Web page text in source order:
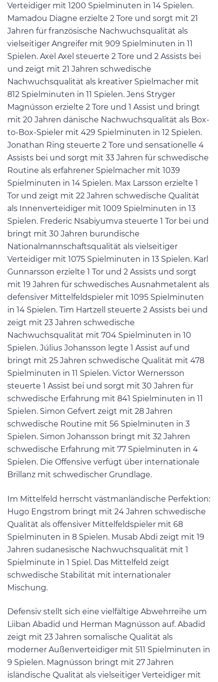
Verteidiger mit 1200 Spielminuten in 14 Spielen.
Mamadou Diagne erzielte 2 Tore und sorgt mit 21
Jahren für französische Nachwuchsqualität als
vielseitiger Angreifer mit 909 Spielminuten in 11
Spielen. Axel Axel steuerte 2 Tore und 2 Assists bei
und zeigt mit 21 Jahren schwedische
Nachwuchsqualität als kreativer Spielmacher mit
812 Spielminuten in 11 Spielen. Jens Stryger
Magnússon erzielte 2 Tore und 1 Assist und bringt
mit 20 Jahren dänische Nachwuchsqualität als Box-
to-Box-Spieler mit 429 Spielminuten in 12 Spielen.
Jonathan Ring steuerte 2 Tore und sensationelle 4
Assists bei und sorgt mit 33 Jahren für schwedische
Routine als erfahrener Spielmacher mit 1039
Spielminuten in 14 Spielen. Max Larsson erzielte 1
Tor und zeigt mit 22 Jahren schwedische Qualität
als Innenverteidiger mit 1009 Spielminuten in 13
Spielen. Frederic Nsabiyumva steuerte 1 Tor bei und
bringt mit 30 Jahren burundische
Nationalmannschaftsqualität als vielseitiger
Verteidiger mit 1075 Spielminuten in 13 Spielen. Karl
Gunnarsson erzielte 1 Tor und 2 Assists und sorgt
mit 19 Jahren für schwedisches Ausnahmetalent als
defensiver Mittelfeldspieler mit 1095 Spielminuten
in 14 Spielen. Tim Hartzell steuerte 2 Assists bei und
zeigt mit 23 Jahren schwedische
Nachwuchsqualität mit 704 Spielminuten in 10
Spielen. Július Johansson legte 1 Assist auf und
bringt mit 25 Jahren schwedische Qualität mit 478
Spielminuten in 11 Spielen. Victor Wernersson
steuerte 1 Assist bei und sorgt mit 30 Jahren für
schwedische Erfahrung mit 841 Spielminuten in 11
Spielen. Simon Gefvert zeigt mit 28 Jahren
schwedische Routine mit 56 Spielminuten in 3
Spielen. Simon Johansson bringt mit 32 Jahren
schwedische Erfahrung mit 77 Spielminuten in 4
Spielen. Die Offensive verfügt über internationale
Brillanz mit schwedischer Grundlage.
Im Mittelfeld herrscht västmanländische Perfektion:
Hugo Engstrom bringt mit 24 Jahren schwedische
Qualität als offensiver Mittelfeldspieler mit 68
Spielminuten in 8 Spielen. Musab Abdi zeigt mit 19
Jahren sudanesische Nachwuchsqualität mit 1
Spielminute in 1 Spiel. Das Mittelfeld zeigt
schwedische Stabilität mit internationaler
Mischung.
Defensiv stellt sich eine vielfältige Abwehrreihe um
Liiban Abadid und Herman Magnússon auf. Abadid
zeigt mit 23 Jahren somalische Qualität als
moderner Außenverteidiger mit 511 Spielminuten in
9 Spielen. Magnússon bringt mit 27 Jahren
isländische Qualität als vielseitiger Verteidiger mit